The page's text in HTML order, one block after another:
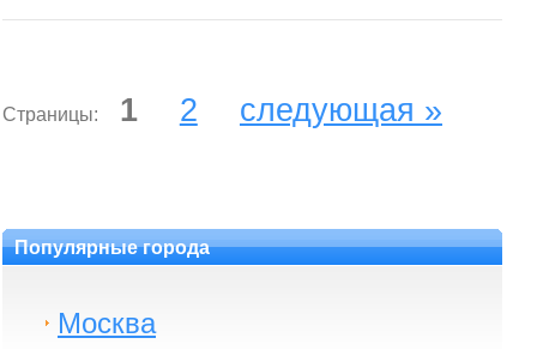
Страницы: 1 2 следующая »
Популярные города
Москва